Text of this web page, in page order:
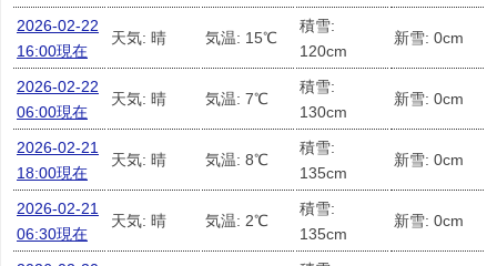
2026-02-22
16:00現在
天気: 晴 気温: 15℃
積雪:
120cm
新雪: 0cm
2026-02-22
06:00現在
天気: 晴 気温: 7℃
積雪:
130cm
新雪: 0cm
2026-02-21
18:00現在
天気: 晴 気温: 8℃
積雪:
135cm
新雪: 0cm
2026-02-21
06:30現在
天気: 晴 気温: 2℃
積雪:
135cm
新雪: 0cm